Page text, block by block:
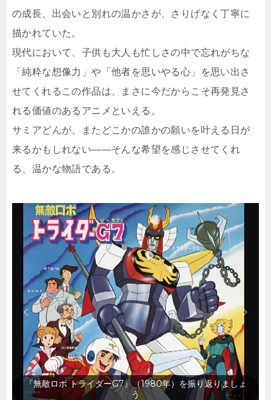
の成長、出会いと別れの温かさが、さりげなく丁寧に
描かれていた。
現代において、子供も大人も忙しさの中で忘れがちな
「純粋な想像力」や「他者を思いやる心」を思い出さ
せてくれるこの作品は、まさに今だからこそ再発見さ
れる価値のあるアニメといえる。
サミアどんが、またどこかの誰かの願いを叶える日が
来るかもしれない――そんな希望を感じさせてくれ
る、温かな物語である。
『魔法少女ララベル』（1980年）を振り返りましょう